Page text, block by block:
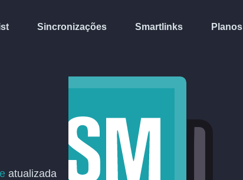
Sincronizações Smartlinks Planos
atualizada